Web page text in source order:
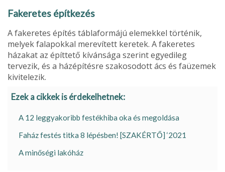
Fakeretes építkezés
A fakeretes építés táblaformá­jú elemekkel történik,
melyek falapokkal merevített keretek. A fakeretes
házakat az építte­tő kívánsága szerint egyedi­leg
tervezik, és a házépítésre szakosodott ács és faüzemek
kivitelezik.
Ezek a cikkek is érdekelhetnek:
A 12 leggyakoribb festékhiba oka és megoldása
Faház festés titka 8 lépésben! [SZAKÉRTŐ] ‘2021
A minőségi lakóház